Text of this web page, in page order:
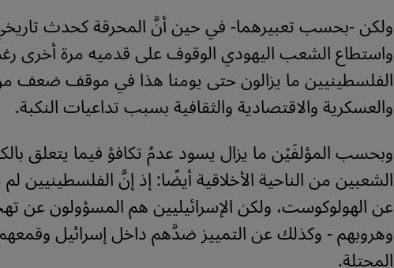
ولكن -بحسب تعبيرهما- في حين أنَّ المحرقة كحدث
واستطاع الشعب اليهودي الوقوف على قدميه مرة أخرى
الفلسطينيين ما يزالون حتى يومنا هذا في موقف ضعف
والعسكرية والاقتصادية والثقافية بسبب تداعيات النكبة.
وبحسب المؤلفَيْن ما يزال يسود عدمُ تكافؤ فيما يتعلق
الشعبين من الناحية الأخلاقية أيضًا: إذ إنَّ الفلسطينيين
عن الهولوكوست، ولكن الإسرائيليين هم المسؤولون عن
وهروبهم - وكذلك عن التمييز ضدَّهم داخل إسرائيل